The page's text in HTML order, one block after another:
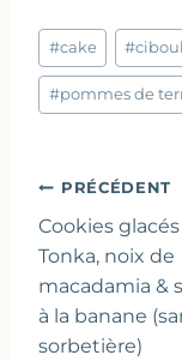
Étiquettes
de
la
#cake #
#pommes de
Navigation
de
l’article
PRÉCÉDENT
Cookies glacés
Tonka, noix de
macadamia &
à la banane
sorbetière)